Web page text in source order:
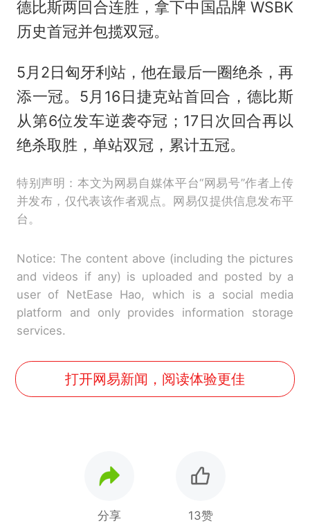
德比斯两回合连胜，拿下中国品牌 WSBK
历史首冠并包揽双冠。
5月2日匈牙利站，他在最后一圈绝杀，再
添一冠。5月16日捷克站首回合，德比斯
从第6位发车逆袭夺冠；17日次回合再以
绝杀取胜，单站双冠，累计五冠。
特别声明：本文为网易自媒体平台“网易号”作者上传
并发布，仅代表该作者观点。网易仅提供信息发布平
台。
Notice: The content above (including the pictures
and videos if any) is uploaded and posted by a
user of NetEase Hao, which is a social media
platform and only provides information storage
services.
打开网易新闻，阅读体验更佳
分享 13赞